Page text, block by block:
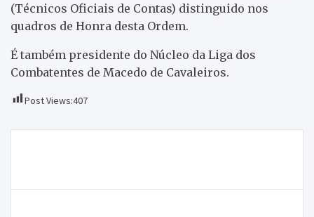
(Técnicos Oficiais de Contas) distinguido nos
quadros de Honra desta Ordem.
É também presidente do Núcleo da Liga dos
Combatentes de Macedo de Cavaleiros.
Post Views:407
artigos